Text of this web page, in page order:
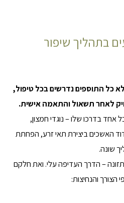
בתהליך שיפור
כל התוספים נדרשים בכל טיפול,
לאחר תשאול והתאמה אישית.
אחד בדרכו שלו – נוגדי חמצון,
האשכים ביצירת תאי זרע, הפחתת
שונה.
– הדרך העדיפה עלי. ואת חלקם
הצורך והנחיצות: